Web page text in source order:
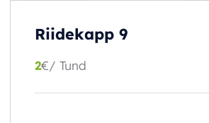
Riidekapp 9
2€/ Tund